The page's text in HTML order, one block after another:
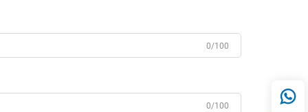
0/100
0/100